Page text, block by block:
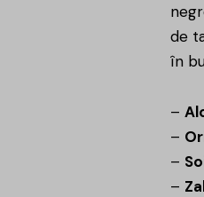
de
în
–
–
–
–